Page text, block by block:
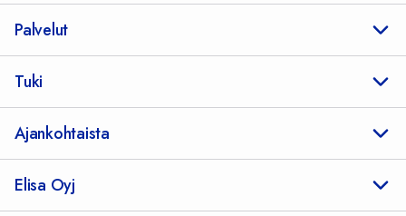
Palvelut
Tuki
Ajankohtaista
Elisa Oyj